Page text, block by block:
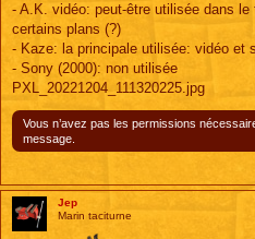
- A.K. vidéo: peut-être utilisée dans
certains plans (?)
- Kaze: la principale utilisée: vidéo et
- Sony (2000): non utilisée
PXL_20221204_111320225.jpg
Vous n’avez pas les permissions
message.
Jep
Marin taciturne